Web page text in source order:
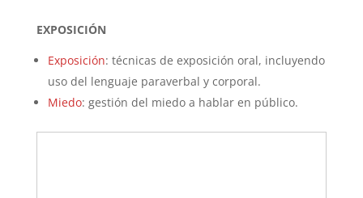
EXPOSICIÓN
Exposición: técnicas de exposición oral, incluyendo
uso del lenguaje paraverbal y corporal.
Miedo: gestión del miedo a hablar en público.